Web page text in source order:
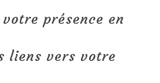
présence en
liens vers votre